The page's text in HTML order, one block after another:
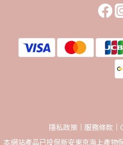
隱私政策｜服務條款｜
本網站產品已投保新安東京海上產物